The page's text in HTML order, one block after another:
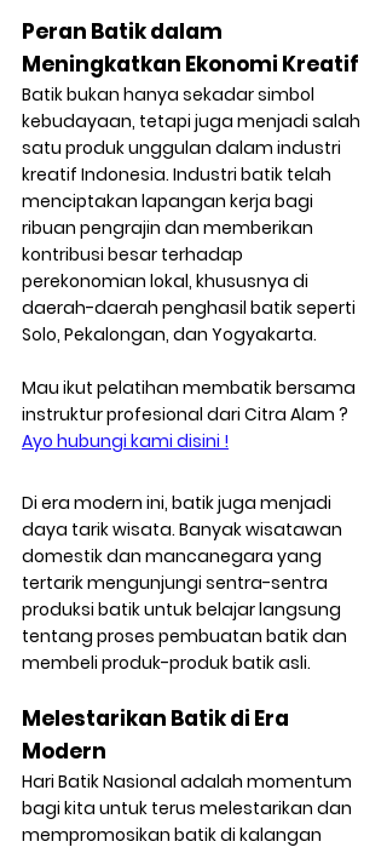
Peran Batik dalam
Meningkatkan Ekonomi Kreatif
Batik bukan hanya sekadar simbol
kebudayaan, tetapi juga menjadi salah
satu produk unggulan dalam industri
kreatif Indonesia. Industri batik telah
menciptakan lapangan kerja bagi
ribuan pengrajin dan memberikan
kontribusi besar terhadap
perekonomian lokal, khususnya di
daerah-daerah penghasil batik seperti
Solo, Pekalongan, dan Yogyakarta.
Mau ikut pelatihan membatik bersama
instruktur profesional dari Citra Alam ?
Ayo hubungi kami disini !
Di era modern ini, batik juga menjadi
daya tarik wisata. Banyak wisatawan
domestik dan mancanegara yang
tertarik mengunjungi sentra-sentra
produksi batik untuk belajar langsung
tentang proses pembuatan batik dan
membeli produk-produk batik asli.
Melestarikan Batik di Era
Modern
Hari Batik Nasional adalah momentum
bagi kita untuk terus melestarikan dan
mempromosikan batik di kalangan